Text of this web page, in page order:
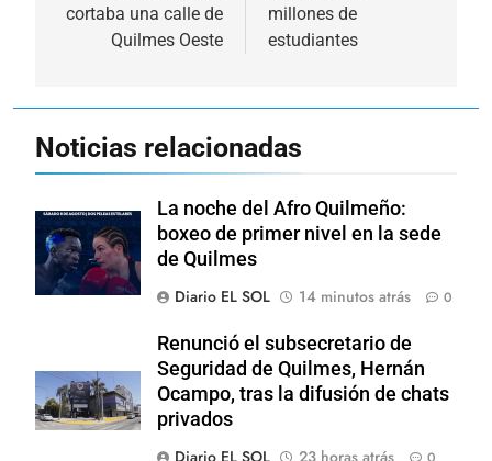
cortaba una calle de
Quilmes Oeste
millones de
estudiantes
Noticias relacionadas
La noche del Afro Quilmeño:
boxeo de primer nivel en la sede
de Quilmes
Diario EL SOL
14 minutos atrás 0
Renunció el subsecretario de
Seguridad de Quilmes, Hernán
Ocampo, tras la difusión de chats
privados